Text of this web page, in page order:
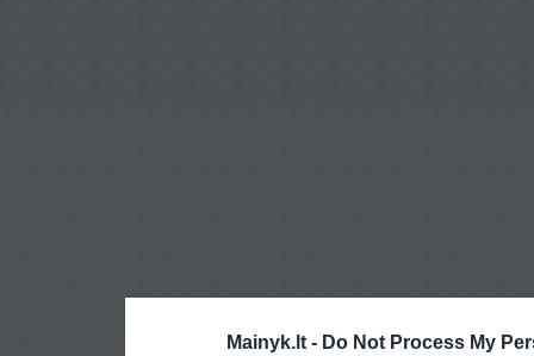
Mainyk.lt - Do Not Process My